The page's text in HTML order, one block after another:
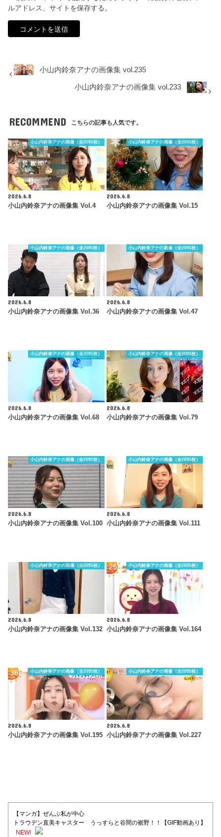
ルアドレス、サイトを保存する。
小山内鈴奈アナの画像集 vol.235
小山内鈴奈アナの画像集 vol.233
RECOMMEND こちらの記事も人気です。
小山内鈴奈アナの画像（全2095枚）
2026.6.8
小山内鈴奈アナの画像集 Vol.4
小山内鈴奈アナの画像（全2095枚）
2026.6.8
小山内鈴奈アナの画像集 Vol.15
小山内鈴奈アナの画像（全2095枚）
2026.6.8
小山内鈴奈アナの画像集 Vol.36
小山内鈴奈アナの画像（全2095枚）
2026.6.8
小山内鈴奈アナの画像集 Vol.47
小山内鈴奈アナの画像（全2095枚）
2026.6.8
小山内鈴奈アナの画像集 Vol.68
小山内鈴奈アナの画像（全2095枚）
2026.6.8
小山内鈴奈アナの画像集 Vol.79
小山内鈴奈アナの画像（全2095枚）
2026.6.8
小山内鈴奈アナの画像集 Vol.100
小山内鈴奈アナの画像（全2095枚）
2026.6.8
小山内鈴奈アナの画像集 Vol.111
小山内鈴奈アナの画像（全2095枚）
2026.6.8
小山内鈴奈アナの画像集 Vol.132
小山内鈴奈アナの画像（全2095枚）
2026.6.8
小山内鈴奈アナの画像集 Vol.164
小山内鈴奈アナの画像（全2095枚）
2026.6.8
小山内鈴奈アナの画像集 Vol.195
小山内鈴奈アナの画像（全2095枚）
2026.6.8
小山内鈴奈アナの画像集 Vol.227
【マンガ】ぜんぶ私が中心
トラウデン直美キャスター うっすらと谷間の裾野！！【GIF動画あり】
NEW!